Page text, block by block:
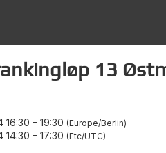
13
16:30 – 19:30 Europe/Berlin
14:30 – 17:30 Etc/UTC